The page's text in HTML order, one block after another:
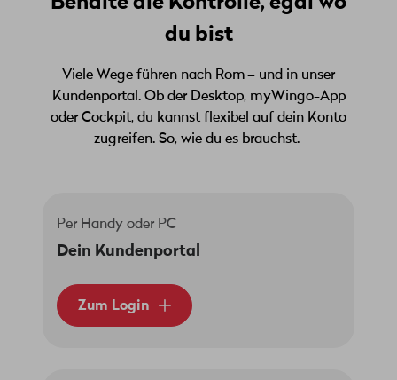
du bist
Viele Wege führen nach Rom – und in unser
Kundenportal. Ob der Desktop, myWingo-App
oder Cockpit, du kannst flexibel auf dein Konto
zugreifen. So, wie du es brauchst.
Per Handy oder PC
Dein Kundenportal
Zum Login